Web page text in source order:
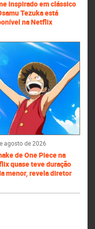
inspirado em clássico
Tezuka está
na Netflix
agosto de 2026
de One Piece na
quase teve duração
menor, revela diretor